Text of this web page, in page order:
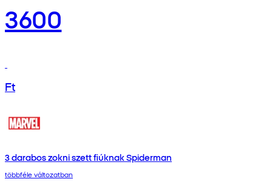
3600
Ft
3 darabos zokni szett fiúknak Spiderman
többféle változatban